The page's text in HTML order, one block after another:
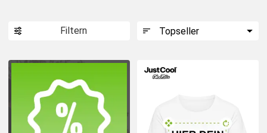
ANGEBOTE
TANKTOPS & SINGLETS
LANGARM LAUFSHIRTS
SOFTSHELLJACKEN
Filtern